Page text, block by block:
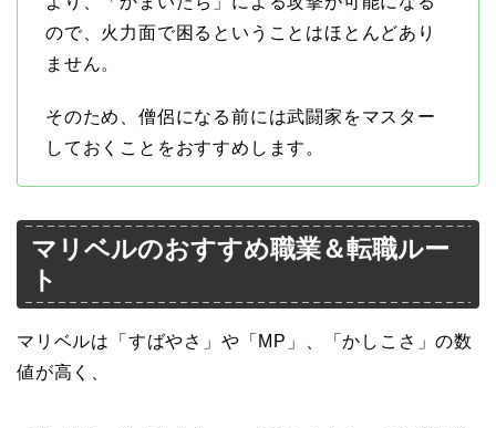
ので、火力面で困るということはほとんどあり
ません。
そのため、僧侶になる前には武闘家をマスター
しておくことをおすすめします。
マリベルのおすすめ職業＆転職ルー
ト
マリベルは「すばやさ」や「MP」、「かしこさ」の数
値が高く、